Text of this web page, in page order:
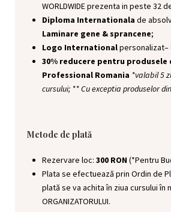
WORLDWIDE prezenta in peste 32
Diploma Internationala de
Laminare gene & sprancene;
Logo Internationalpersonalizat–
30% reducere pentru produsele
Professional Romania *valabil 5
cursului; ** Cu exceptia produselor
Metode de plată
Rezervare loc: 300 RON(*Pentru
Plata se efectuează prin Ordin de
plată se va achita în ziua cursului în
ORGANIZATORULUI.